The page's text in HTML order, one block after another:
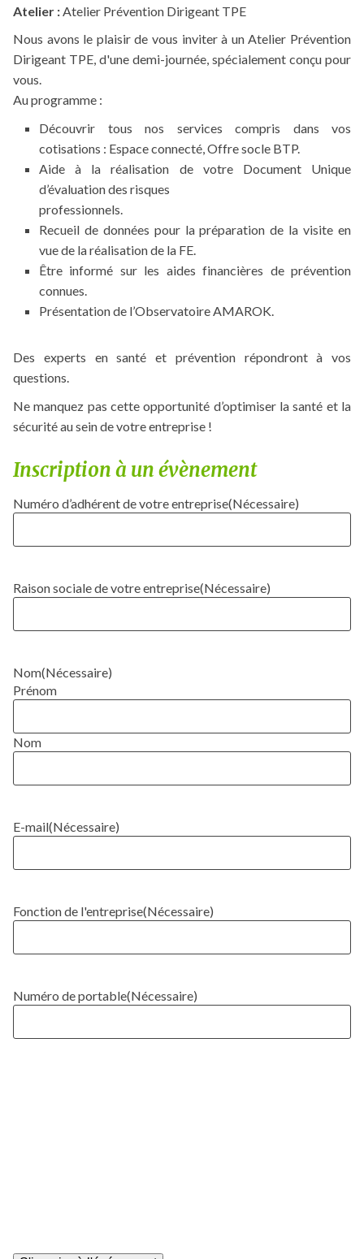
Atelier :Atelier Prévention Dirigeant TPE
Nous avons le plaisir de vous inviter à un Atelier Prévention
Dirigeant TPE, d'une demi-journée, spécialement conçu pour
vous.
Au programme :
Découvrir tous nos services compris dans vos
cotisations : Espace connecté, Offre socle BTP.
Aide à la réalisation de votre Document Unique
d’évaluation des risques
professionnels.
Recueil de données pour la préparation de la visite en
vue de la réalisation de la FE.
Être informé sur les aides financières de prévention
connues.
Présentation de l’Observatoire AMAROK.
Des experts en santé et prévention répondront à vos
questions.
Ne manquez pas cette opportunité d’optimiser la santé et la
sécurité au sein de votre entreprise !
Inscription à un évènement
Numéro d’adhérent de votre entreprise(Nécessaire)
Raison sociale de votre entreprise(Nécessaire)
Nom(Nécessaire)
Prénom
Nom
E-mail(Nécessaire)
Fonction de l'entreprise(Nécessaire)
Numéro de portable(Nécessaire)